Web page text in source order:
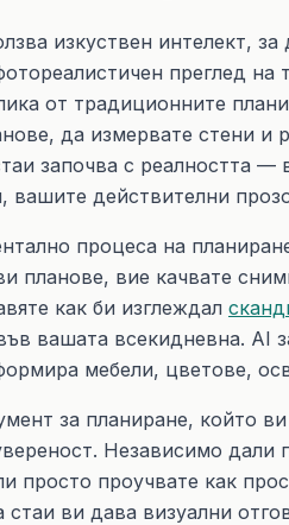
изкуствен интелект,
преглед на
от традиционните
да измервате стени и
започва с реалността —
вашите действителни
процеса на
планове, вие качвате
как би изглеждал
вашата всекидневна. AI
мебели, цветове,
за планиране, който
Независимо дали
просто проучвате как
ви дава визуални